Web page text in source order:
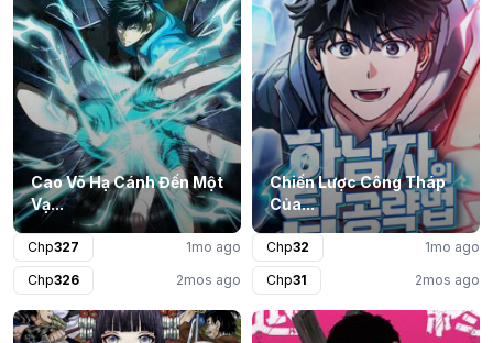
Cao Võ Hạ Cánh Đến Một
Vạ...
Chp327
1mo ago
Chp326 2mos ago
Chiến Lược Công Tháp
Của...
Chp32
1mo ago
Chp31 2mos ago